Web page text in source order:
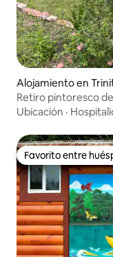
Alojamiento en
Retiro pintoresco
king |
Ubicación ·
Favorito entre
Favorito entre